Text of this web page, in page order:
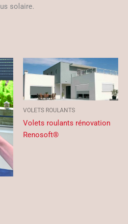
solaire.
VOLETS ROULANTS
Volets roulants rénovation
Renosoft®